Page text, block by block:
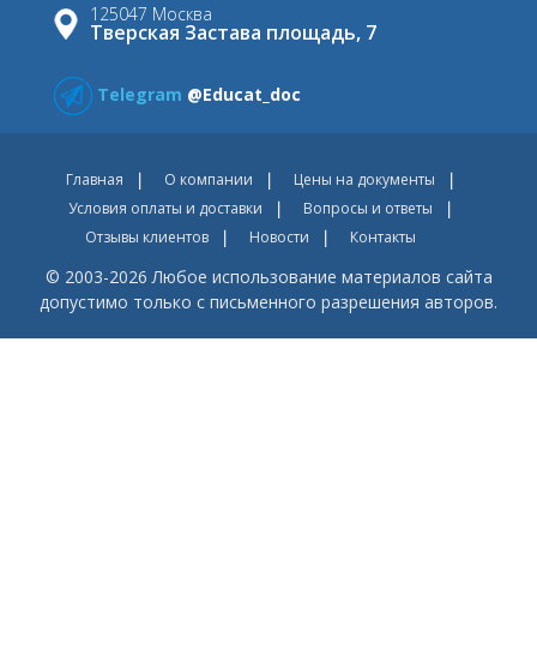
125047 Москва
Тверская Застава площадь, 7
Telegram @Educat_doc
Главная О компании
Цены на документы
Условия оплаты и доставки
Вопросы и ответы
Отзывы клиентов
Новости Контакты
© 2003-2026 Любое использование материалов сайта
допустимо только с письменного разрешения авторов.